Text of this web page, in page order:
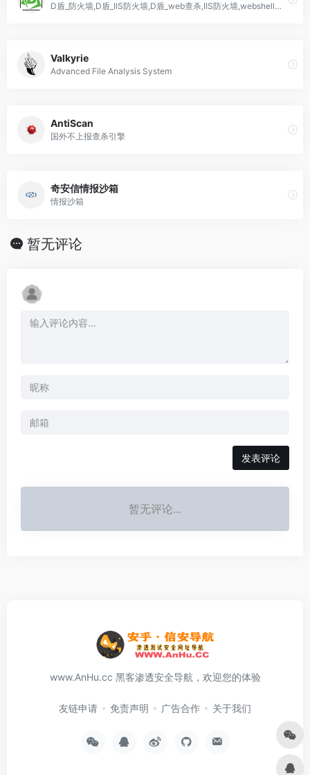
D盾_防火墙,D盾_IIS防火墙,D盾_web查杀,IIS防火墙,webshell查杀,
Valkyrie
Advanced File Analysis System
AntiScan
国外不上报查杀引擎
奇安信情报沙箱
情报沙箱
暂无评论
发表评论
暂无评论...
www.AnHu.cc 黑客渗透安全导航，欢迎您的体验
友链申请 免责声明 广告合作 关于我们